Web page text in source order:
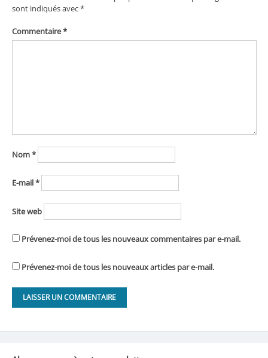
sont indiqués avec*
Commentaire*
Nom*
E-mail*
Site web
Prévenez-moi de tous les nouveaux commentaires par e-mail.
Prévenez-moi de tous les nouveaux articles par e-mail.